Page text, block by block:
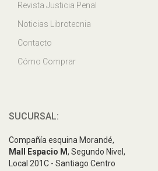
Revista Justicia Penal
Noticias Librotecnia
Contacto
Cómo Comprar
SUCURSAL:
Compañía esquina Morandé,
Mall Espacio M, Segundo Nivel,
Local 201C - Santiago Centro